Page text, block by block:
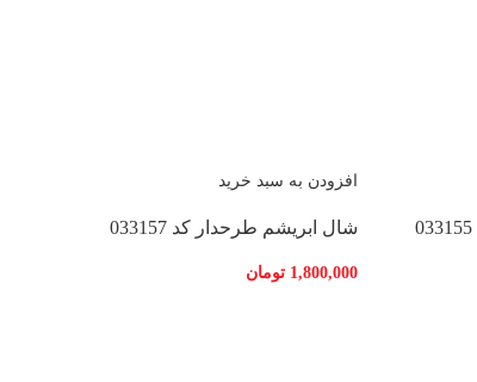
افزودن به سبد خرید
شال ابریشم طرحدار کد 033157
1,800,000 تومان